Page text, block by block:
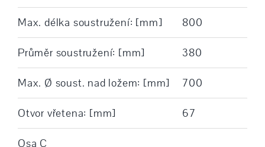
Max. délka soustružení: [mm] 800
Průměr soustružení: [mm] 380
Max. Ø soust. nad ložem: [mm] 700
Otvor vřetena: [mm] 67
Osa C